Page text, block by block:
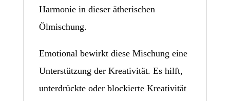
Harmonie in dieser ätherischen
Ölmischung.
Emotional bewirkt diese Mischung eine
Unterstützung der Kreativität. Es hilft,
unterdrückte oder blockierte Kreativität